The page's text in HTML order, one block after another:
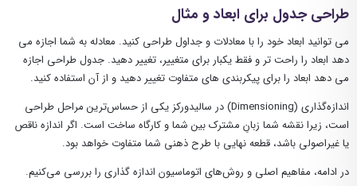
طراحی جدول برای ابعاد و مثال
می توانید ابعاد خود را با معادلات و جداول طراحی کنید. معادله به شما اجازه می
دهد ابعاد را راحت تر و فقط یکبار برای متغییر، تغییر دهید. جدول طراحی اجازه
می دهد ابعاد را برای پیکربندی های متفاوت تغییر دهید و از آن استفاده کنید.
اندازه‌گذاری (Dimensioning) در سالیدورکز یکی از حساس‌ترین مراحل طراحی
است، زیرا نقشه شما زبانِ مشترک بین شما و کارگاه ساخت است. اگر اندازه ناقص
یا غیراصولی باشد، قطعه نهایی با طرح ذهنی شما متفاوت خواهد بود.
در ادامه، مفاهیم اصلی و روش‌های اتوماسیون اندازه گذاری را بررسی می‌کنیم.